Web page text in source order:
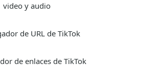
video y audio
de URL de TikTok
de enlaces de TikTok